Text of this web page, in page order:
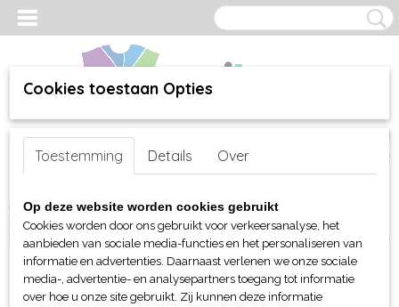
Inloggen Registreren
(0)
Home >webshop>Per merk >Clique >Voor hem en unisex
Sweaters en sweatshirts> Clique Gerry piqué vest met capucon
Cookies toestaan Opties
Toestemming Details Over
Op deze website worden cookies gebruikt
Cookies worden door ons gebruikt voor verkeersanalyse, het
aanbieden van sociale media-functies en het personaliseren van
informatie en advertenties. Daarnaast verlenen we onze sociale
media-, advertentie- en analysepartners toegang tot informatie
over hoe u onze site gebruikt. Zij kunnen deze informatie